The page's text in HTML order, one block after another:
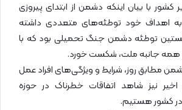
کشور با بیان اینکه دشمن از ابتدای پیروزی
به اهداف خود توطئه‌های متعددی داشته
توطئه دشمن جنگ تحمیلی بود که با
همه جانبه ملت، شکست خورد.
مطابق روز، شرایط و ویژگی‌های افراد عمل
نیز شاهد اتفاقات خطرناک در حوزه
کشور هستیم.